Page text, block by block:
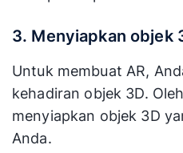
3. Menyiapkan objek
Untuk membuat AR,
kehadiran objek 3D.
menyiapkan objek 3D
Anda.